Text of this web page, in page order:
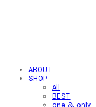
ABOUT
SHOP
All
BEST
one & only